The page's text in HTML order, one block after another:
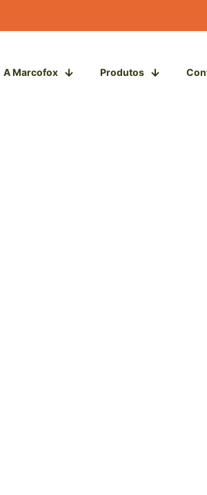
A Marcofox Produtos